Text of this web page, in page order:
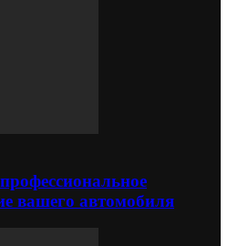
вашего автомобиля